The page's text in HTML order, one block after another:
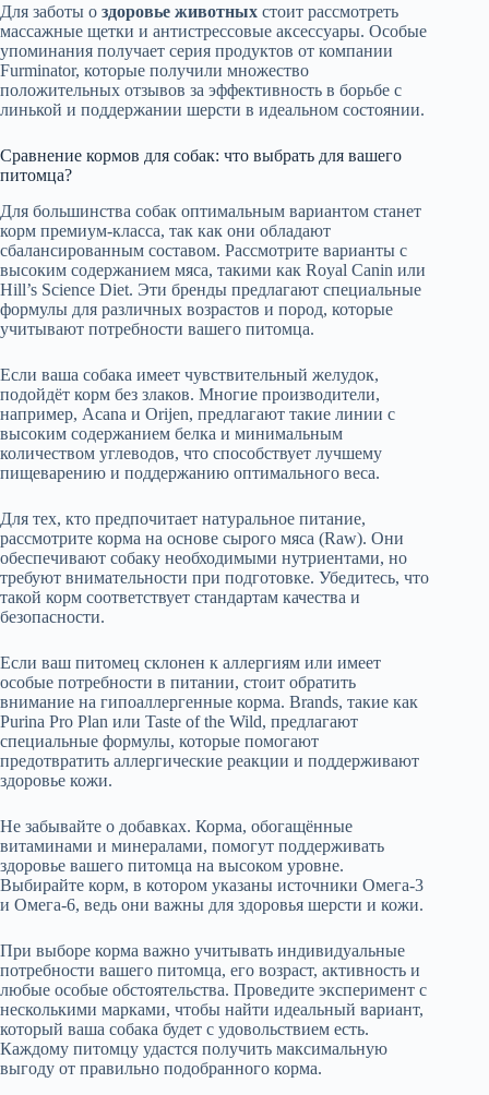
Для заботы о здоровье животных стоит рассмотреть
массажные щетки и антистрессовые аксессуары. Особые
упоминания получает серия продуктов от компании
Furminator, которые получили множество
положительных отзывов за эффективность в борьбе с
линькой и поддержании шерсти в идеальном состоянии.
Сравнение кормов для собак: что выбрать для вашего
питомца?
Для большинства собак оптимальным вариантом станет
корм премиум-класса, так как они обладают
сбалансированным составом. Рассмотрите варианты с
высоким содержанием мяса, такими как Royal Canin или
Hill’s Science Diet. Эти бренды предлагают специальные
формулы для различных возрастов и пород, которые
учитывают потребности вашего питомца.
Если ваша собака имеет чувствительный желудок,
подойдёт корм без злаков. Многие производители,
например, Acana и Orijen, предлагают такие линии с
высоким содержанием белка и минимальным
количеством углеводов, что способствует лучшему
пищеварению и поддержанию оптимального веса.
Для тех, кто предпочитает натуральное питание,
рассмотрите корма на основе сырого мяса (Raw). Они
обеспечивают собаку необходимыми нутриентами, но
требуют внимательности при подготовке. Убедитесь, что
такой корм соответствует стандартам качества и
безопасности.
Если ваш питомец склонен к аллергиям или имеет
особые потребности в питании, стоит обратить
внимание на гипоаллергенные корма. Brands, такие как
Purina Pro Plan или Taste of the Wild, предлагают
специальные формулы, которые помогают
предотвратить аллергические реакции и поддерживают
здоровье кожи.
Не забывайте о добавках. Корма, обогащённые
витаминами и минералами, помогут поддерживать
здоровье вашего питомца на высоком уровне.
Выбирайте корм, в котором указаны источники Омега-3
и Омега-6, ведь они важны для здоровья шерсти и кожи.
При выборе корма важно учитывать индивидуальные
потребности вашего питомца, его возраст, активность и
любые особые обстоятельства. Проведите эксперимент с
несколькими марками, чтобы найти идеальный вариант,
который ваша собака будет с удовольствием есть.
Каждому питомцу удастся получить максимальную
выгоду от правильно подобранного корма.